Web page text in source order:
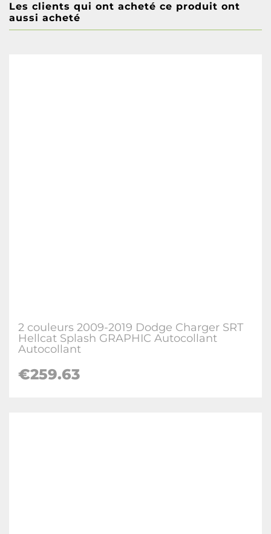
Les clients qui ont acheté ce produit ont
aussi acheté
2 couleurs 2009-2019 Dodge Charger SRT
Hellcat Splash GRAPHIC Autocollant
Autocollant
€259.63